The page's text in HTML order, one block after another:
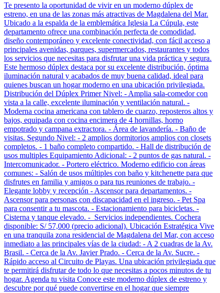
Te presento la oportunidad de vivir en un moderno dúplex de
estreno, en una de las zonas más atractivas de Magdalena del Mar.
Ubicado a la espalda de la emblemática Iglesia La Cúpula, este
departamento ofrece una combinación perfecta de comodidad,
diseño contemporáneo y excelente conectividad, con fácil acceso a
principales avenidas, parques, supermercados, restaurantes y todos
los servicios que necesitas para disfrutar una vida práctica y segura.
Este hermoso dúplex destaca por su excelente distribución, óptima
iluminación natural y acabados de muy buena calidad, ideal para
quienes buscan un hogar moderno en una ubicación privilegiada.
Distribución del Dúplex Primer Nivel: - Amplia sala-comedor con
vista a la calle, excelente iluminación y ventilación natural. -
Moderna cocina americana con tablero de cuarzo, reposteros altos y
bajos, equipada con cocina encimera de 4 hornillas, horno
empotrado y campana extractora. - Área de lavandería. - Baño de
visitas. Segundo Nivel: - 2 amplios dormitorios amplios con closets
completos. - 1 baño completo compartido. - Hall de distribución de
usos multiples Equipamiento Adicional: - 2 puntos de gas natural. -
Intercomunicador. - Portero eléctrico. Moderno edificio con áreas
comunes: - Salón de usos múltiples con baño y kitchenette para que
disfrutes en familia y amigos o para tus reuniones de trabajo. -
Elegante lobby y recepción - Ascensor para departamentos. -
Ascensor para personas con discapacidad en el ingreso. - Pet Spa
para consentir a tu mascota. - Estacionamiento para bicicletas. -
Cisterna y tanque elevado. - Servicios independientes. Cochera
disponible: S/ 57,000 (precio adicional). Ubicación Estratégica Vive
en una tranquila zona residencial de Magdalena del Mar, con acceso
inmediato a las principales vías de la ciudad: - A 2 cuadras de la Av.
Brasil. - Cerca de la Av. Javier Prado. - Cerca de la Av. Sucre. -
Rápido acceso al Circuito de Playas. Una ubicación privilegiada que
te permitirá disfrutar de todo lo que necesitas a pocos minutos de tu
hogar. Agenda tu visita Conoce este moderno dúplex de estreno y
descubre por qué puede convertirse en el hogar que siempre